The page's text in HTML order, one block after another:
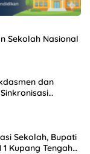
Sekolah Nasional
dan
Sekolah, Bupati
Kupang Tengah